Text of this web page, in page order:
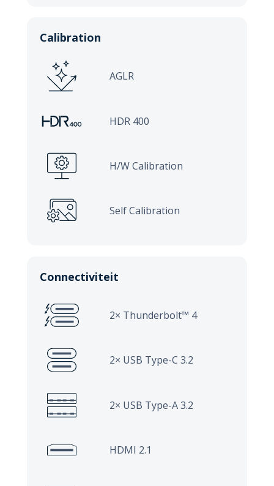
Calibration
AGLR
HDR 400
H/W Calibration
Self Calibration
Connectiviteit
2× Thunderbolt™ 4
2× USB Type-C 3.2
2× USB Type-A 3.2
HDMI 2.1